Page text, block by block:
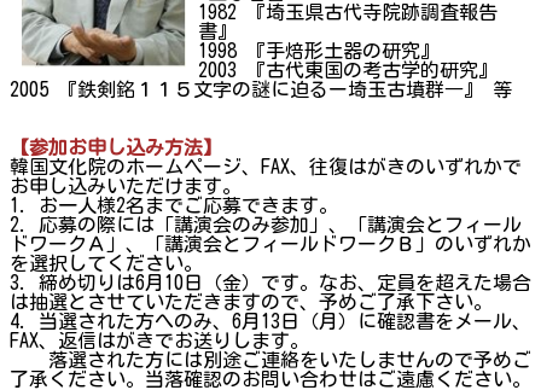
1982 『埼玉県古代寺院跡調査報告
書』
1998 『手焙形土器の研究』
2003 『古代東国の考古学的研究』
2005 『鉄剣銘１１５文字の謎に迫るー埼玉古墳群―』 等
【参加お申し込み方法】
韓国文化院のホームページ、FAX、往復はがきのいずれかで
お申し込みいただけます。
1. お一人様2名までご応募できます。
2. 応募の際には「講演会のみ参加」、「講演会とフィール
ドワークＡ」、「講演会とフィールドワークＢ」のいずれか
を選択してください。
3. 締め切りは6月10日（金）です。なお、定員を超えた場合
は抽選とさせていただきますので、予めご了承下さい。
4. 当選された方へのみ、6月13日（月）に確認書をメール、
FAX、返信はがきでお送りします。
落選された方には別途ご連絡をいたしませんので予めご
了承ください。当落確認のお問い合わせはご遠慮ください。